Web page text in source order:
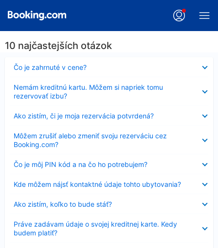
10 najčastejších otázok
Čo je zahrnuté v cene?
Nezobrazuje
sa
Nemám kreditnú kartu. Môžem si napriek tomu
rezervovať izbu?
sa
Ako zistím, či je moja rezervácia potvrdená?
sa
Môžem zrušiť alebo zmeniť svoju rezerváciu cez
Booking.com?
sa
Čo je môj PIN kód a na čo ho potrebujem?
Nezobrazuje
sa
Kde môžem nájsť kontaktné údaje tohto ubytovania?
sa
Ako zistím, koľko to bude stáť?
sa
Práve zadávam údaje o svojej kreditnej karte. Kedy
budem platiť?
sa